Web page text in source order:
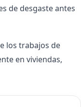
de desgaste antes
los trabajos de
en viviendas,